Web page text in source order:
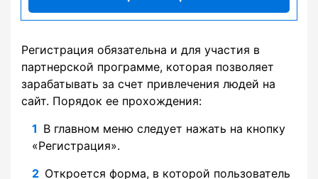
Регистрация обязательна и для участия в
партнерской программе, которая позволяет
зарабатывать за счет привлечения людей на
сайт. Порядок ее прохождения:
В главном меню следует нажать на кнопку
«Регистрация».
Откроется форма, в которой пользователь